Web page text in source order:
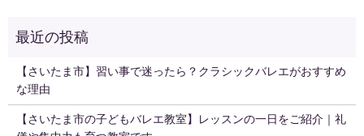
【さいたま市】習い事で迷ったら？クラシックバレエがおすすめ
な理由
【さいたま市の子どもバレエ教室】レッスンの一日をご紹介｜礼